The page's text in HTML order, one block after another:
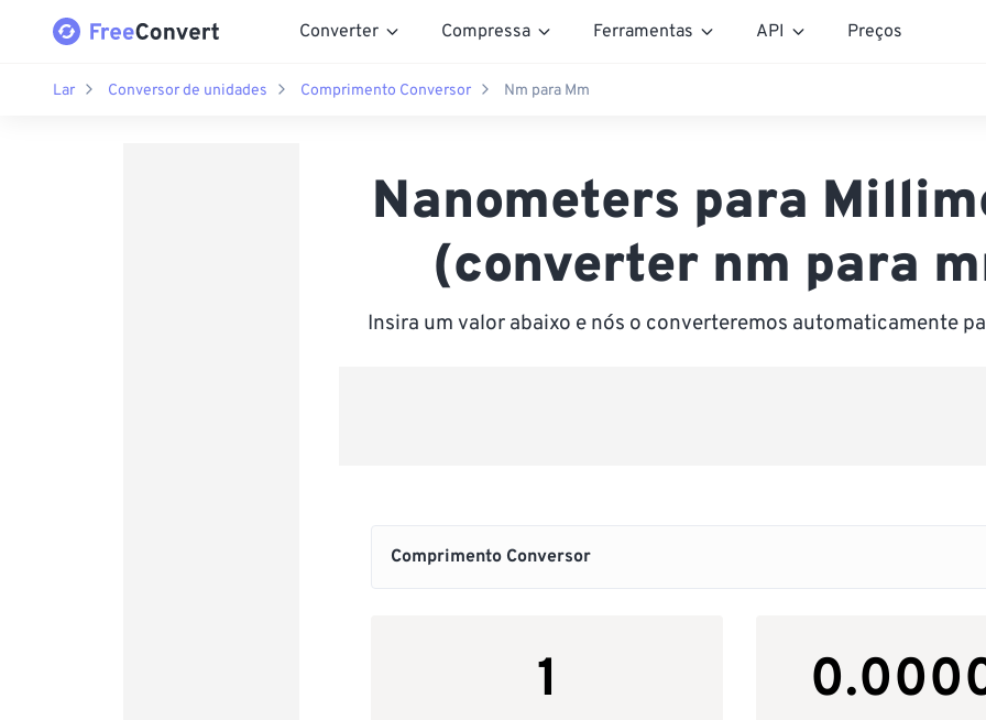
Converter Compressa Ferramentas API Preços
Lar Conversor de unidades Comprimento Conversor Nm para Mm
Nanometers para
(converter nm para
Insira um valor abaixo e nós o converteremos automaticamente